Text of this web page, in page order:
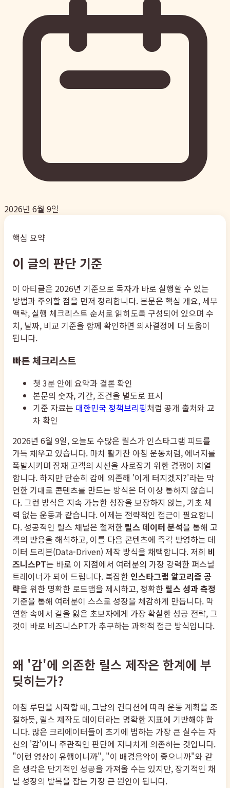
2026년 6월 9일
핵심 요약
이 글의 판단 기준
이 아티클은 2026년 기준으로 독자가 바로 실행할 수 있는
방법과 주의할 점을 먼저 정리합니다. 본문은 핵심 개요, 세부
맥락, 실행 체크리스트 순서로 읽히도록 구성되어 있으며 수
치, 날짜, 비교 기준을 함께 확인하면 의사결정에 더 도움이
됩니다.
빠른 체크리스트
첫 3분 안에 요약과 결론 확인
본문의 숫자, 기간, 조건을 별도로 표시
기준 자료는 대한민국 정책브리핑처럼 공개 출처와 교
차 확인
2026년 6월 9일, 오늘도 수많은 릴스가 인스타그램 피드를
가득 채우고 있습니다. 마치 활기찬 아침 운동처럼, 에너지를
폭발시키며 잠재 고객의 시선을 사로잡기 위한 경쟁이 치열
합니다. 하지만 단순히 감에 의존해 '이게 터지겠지?'라는 막
연한 기대로 콘텐츠를 만드는 방식은 더 이상 통하지 않습니
다. 그런 방식은 지속 가능한 성장을 보장하지 않는, 기초 체
력 없는 운동과 같습니다. 이제는 전략적인 접근이 필요합니
다. 성공적인 릴스 채널은 철저한 릴스 데이터 분석을 통해 고
객의 반응을 해석하고, 이를 다음 콘텐츠에 즉각 반영하는 데
이터 드리븐(Data-Driven) 제작 방식을 채택합니다. 저희 비
즈니스PT는 바로 이 지점에서 여러분의 가장 강력한 퍼스널
트레이너가 되어 드립니다. 복잡한 인스타그램 알고리즘 공
략을 위한 명확한 로드맵을 제시하고, 정확한 릴스 성과 측정
기준을 통해 여러분이 스스로 성장을 체감하게 만듭니다. 막
연함 속에서 길을 잃은 초보자에게 가장 확실한 성공 전략, 그
것이 바로 비즈니스PT가 추구하는 과학적 접근 방식입니다.
왜 '감'에 의존한 릴스 제작은 한계에 부
딪히는가?
아침 루틴을 시작할 때, 그날의 컨디션에 따라 운동 계획을 조
절하듯, 릴스 제작도 데이터라는 명확한 지표에 기반해야 합
니다. 많은 크리에이터들이 초기에 범하는 가장 큰 실수는 자
신의 '감'이나 주관적인 판단에 지나치게 의존하는 것입니다.
"이런 영상이 유행이니까", "이 배경음악이 좋으니까"와 같
은 생각은 단기적인 성공을 가져올 수는 있지만, 장기적인 채
널 성장의 발목을 잡는 가장 큰 원인이 됩니다.